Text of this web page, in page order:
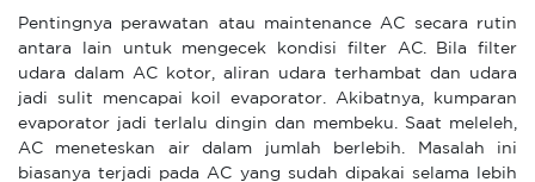
Pentingnya perawatan atau maintenance AC secara rutin
antara lain untuk mengecek kondisi filter AC. Bila filter
udara dalam AC kotor, aliran udara terhambat dan udara
jadi sulit mencapai koil evaporator. Akibatnya, kumparan
evaporator jadi terlalu dingin dan membeku. Saat meleleh,
AC meneteskan air dalam jumlah berlebih. Masalah ini
biasanya terjadi pada AC yang sudah dipakai selama lebih